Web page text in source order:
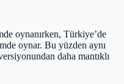
oynanırken, Türkiye’de
oynar. Bu yüzden aynı
daha mantıklı